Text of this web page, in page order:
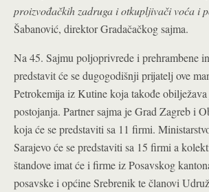
proizvođačkih zadruga i otkupljivači voća i
Šabanović, direktor Gradačačkog sajma.
Na 45. Sajmu poljoprivrede i prehrambene
predstavit će se dugogodišnji prijatelj ove
Petrokemija iz Kutine koja takođe
postojanja. Partner sajma je Grad Zagreb i
koja će se predstaviti sa 11 firmi.
Sarajevo će se predstaviti sa 15 firmi a
štandove imat će i firme iz Posavskog
posavske i općine Srebrenik te članovi